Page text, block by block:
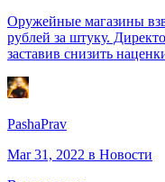
Оружейные магазины
рублей за штуку.
заставив снизить
PashaPrav
Mar 31, 2022 в Новости